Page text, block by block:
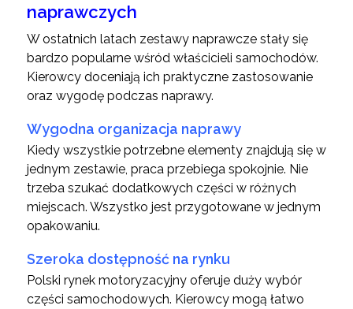
naprawczych
W ostatnich latach zestawy naprawcze stały się
bardzo popularne wśród właścicieli samochodów.
Kierowcy doceniają ich praktyczne zastosowanie
oraz wygodę podczas naprawy.
Wygodna organizacja naprawy
Kiedy wszystkie potrzebne elementy znajdują się w
jednym zestawie, praca przebiega spokojnie. Nie
trzeba szukać dodatkowych części w różnych
miejscach. Wszystko jest przygotowane w jednym
opakowaniu.
Szeroka dostępność na rynku
Polski rynek motoryzacyjny oferuje duży wybór
części samochodowych. Kierowcy mogą łatwo